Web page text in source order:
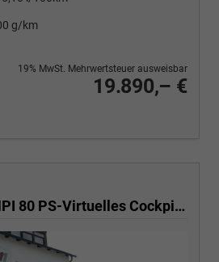
g/km
19.890,– €
19% MwSt. Mehrwertsteuer ausweisbar
drucken
130 Jahre 1.0 MPI 80 PS-Virtuelles Cockpit-AppleCarplay-Android-Auto-LED-Klima-Tempomat-Rückfahrkamera-DAB-SHZ-15" Alu-sofort